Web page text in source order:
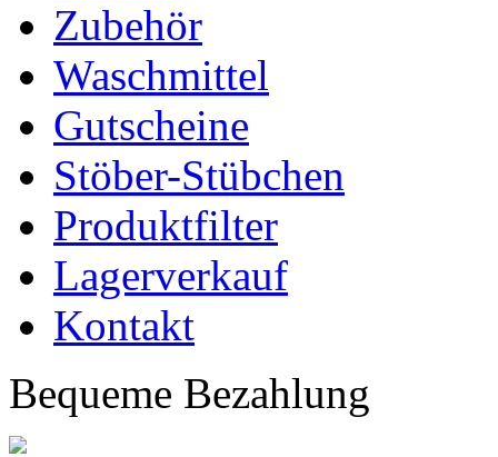
Zubehör
Waschmittel
Gutscheine
Stöber-Stübchen
Produktfilter
Lagerverkauf
Kontakt
Bequeme Bezahlung